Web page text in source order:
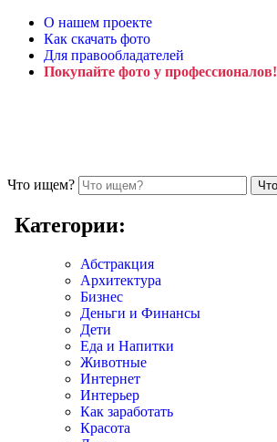
О нашем проекте
Как скачать фото
Для правообладателей
Покупайте фото у профессионалов!
Что ищем?
Категории:
Абстракция
Архитектура
Бизнес
Деньги и Финансы
Дети
Еда и Напитки
Животные
Интернет
Интерьер
Как заработать
Красота